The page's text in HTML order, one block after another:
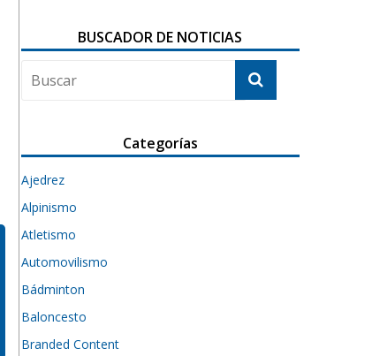
BUSCADOR DE NOTICIAS
Categorías
Ajedrez
Alpinismo
Atletismo
Automovilismo
Bádminton
Baloncesto
Branded Content